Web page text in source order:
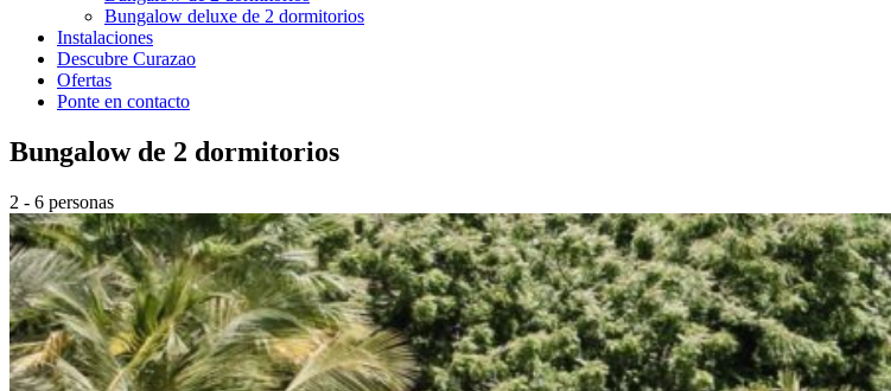
Bungalow deluxe de 2 dormitorios
Instalaciones
Descubre Curazao
Ofertas
Ponte en contacto
Bungalow de 2 dormitorios
2 - 6 personas